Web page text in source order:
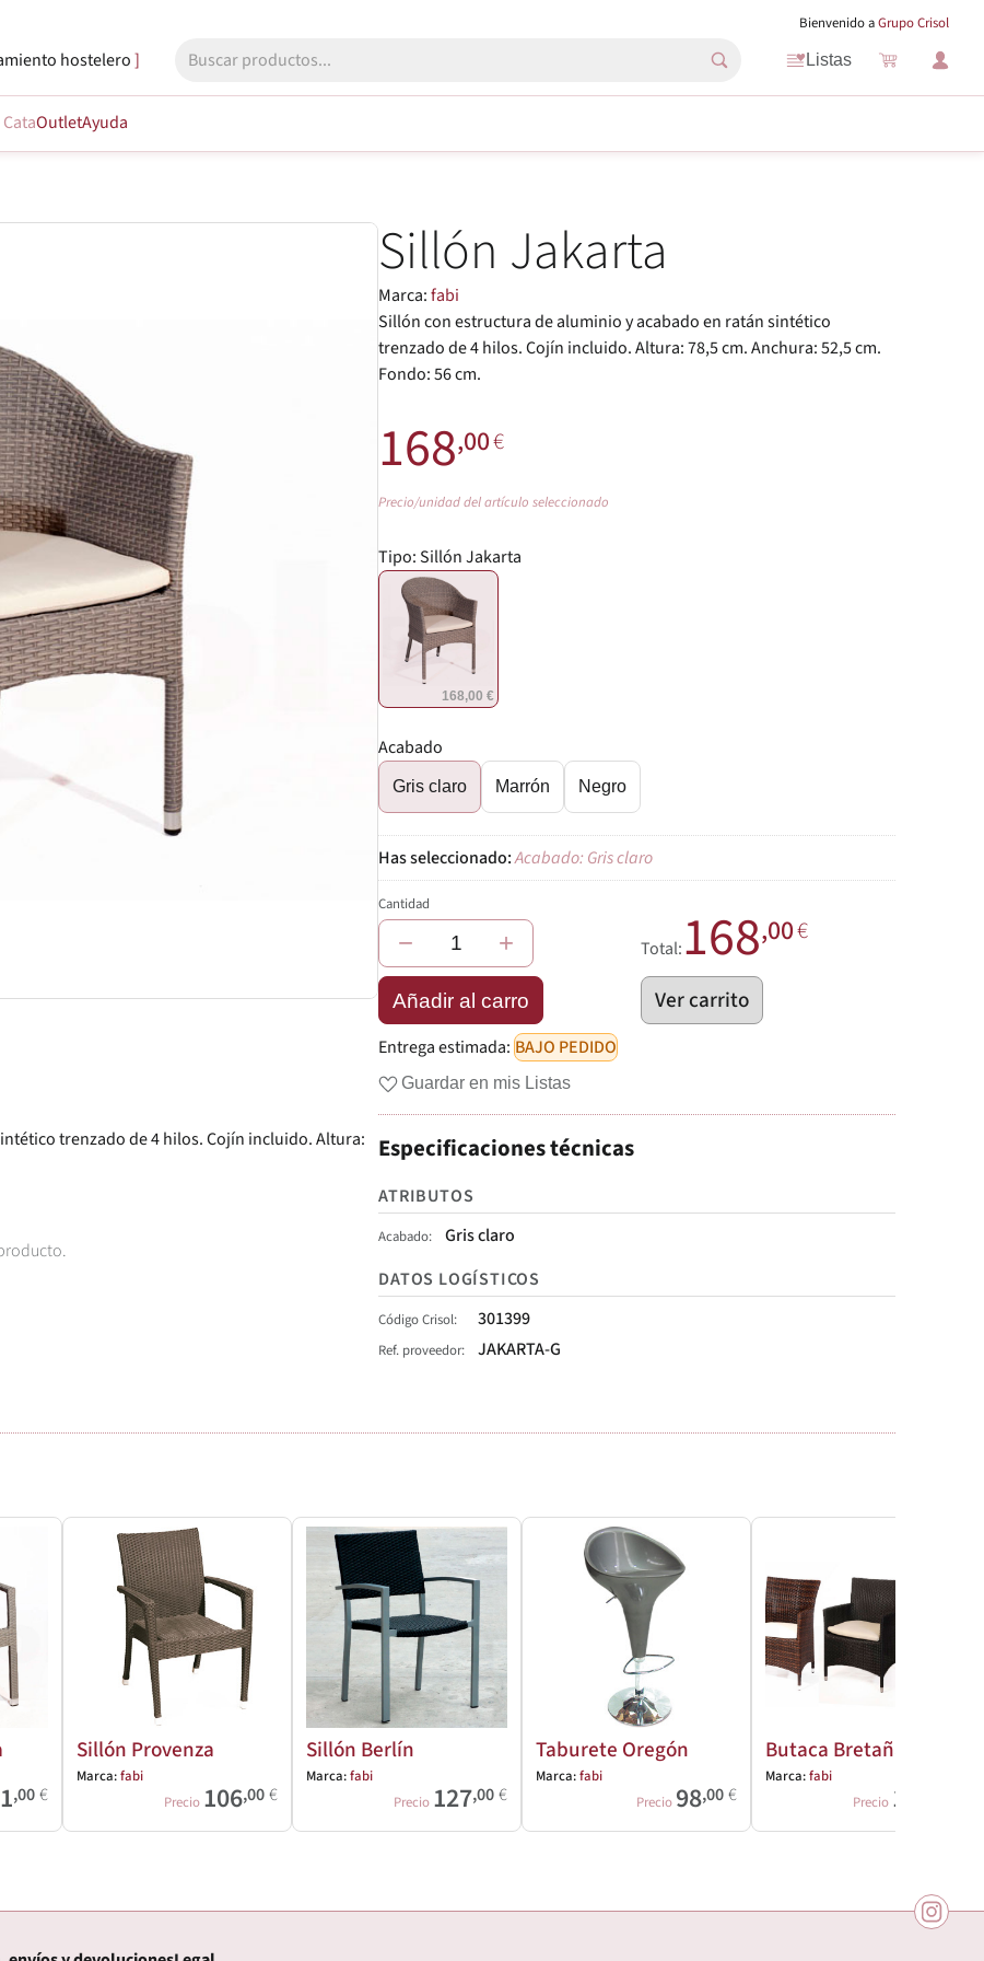
Bienvenido aGrupo Crisol
hostelero Listas
OutletAyuda
trenzado de 4 hilos. Cojín incluido. Altura:
Sillón Jakarta
Marca:fabi
Sillón con estructura de aluminio y acabado en ratán sintético
trenzado de 4 hilos. Cojín incluido. Altura: 78,5 cm. Anchura: 52,5 cm.
Fondo: 56 cm.
168,00€
Precio/unidad del artículo seleccionado
Tipo:Sillón Jakarta
168,00 €
Acabado
Gris claro Marrón Negro
Acabado: Gris claro
Cantidad
− +
Añadir al carro
Total:168,00€
Ver carrito
Entrega estimada:BAJO PEDIDO
Guardar en mis Listas
Especificaciones técnicas
ATRIBUTOS
Acabado
Gris claro
DATOS LOGÍSTICOS
Código Crisol 301399
Ref. proveedor JAKARTA-G
,00€
Sillón Provenza
Marca:fabi
Precio 106,00€
Sillón Berlín
Marca:fabi
Precio 127,00€
Taburete Oregón
Marca:fabi
Precio 98,00€
Butaca Bretaña
Marca:fabi
Precio 186